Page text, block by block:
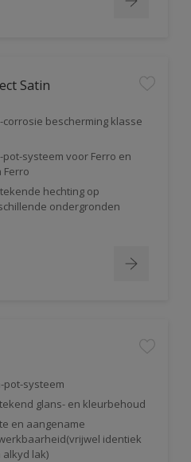
Satin
corrosie bescherming klasse
pot-systeem voor Ferro en
Ferro
hechting op
ondergronden
pot-systeem
glans- en kleurbehoud
en aangename
identiek
alkyd lak)